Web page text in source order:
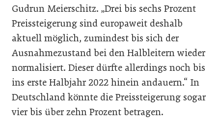
Gudrun Meierschitz. „Drei bis sechs Prozent
Preissteigerung sind europaweit deshalb
aktuell möglich, zumindest bis sich der
Ausnahmezustand bei den Halbleitern wieder
normalisiert. Dieser dürfte allerdings noch bis
ins erste Halbjahr 2022 hinein andauern.“ In
Deutschland könnte die Preissteigerung sogar
vier bis über zehn Prozent betragen.